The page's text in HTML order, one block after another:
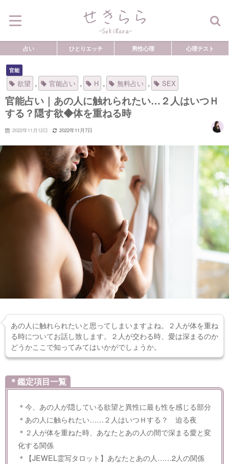
占い ひとりエッチ 男性心理 心理テスト
官能
欲望 , 官能占い , H , 無料占い , SEX
官能占い｜あの人に触れられたい…２人はいつＨ
する？隠す欲◆体を重ねる時
2022年11月12日 2022年11月7日
あの人に触れられたいと思ってしまいますよね。２人が体を重ね
る時についてお話し致します。２人が交わる時、愛は深まるのか
どうかここで知ってみてはいかがでしょうか。
＊鑑定項目一覧
＊今、あの人が隠している欲望と異性に最も性を感じる部分
＊あの人に触られたい……２人はいつＨする？ 迫る夜
＊２人が体を重ねた時、あなたとあの人の間で深まる愛と変
化する関係
＊【JEWEL霊写タロット】あなたとあの人……2人の関係